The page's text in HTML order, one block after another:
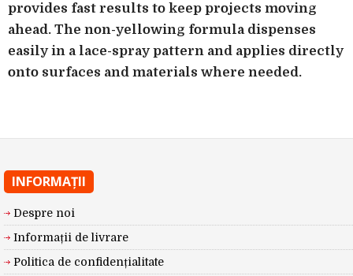
provides fast results to keep projects moving
ahead. The non-yellowing formula dispenses
easily in a lace-spray pattern and applies directly
onto surfaces and materials where needed.
INFORMAŢII
Despre noi
Informații de livrare
Politica de confidențialitate